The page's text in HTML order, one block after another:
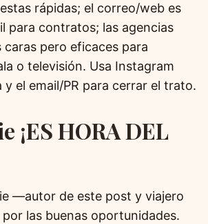
rápidas; el correo/web es
para contratos; las agencias
caras pero eficaces para
o televisión. Usa Instagram
y el email/PR para cerrar el trato.
¡ES HORA DEL
—autor de este post y viajero
las buenas oportunidades.